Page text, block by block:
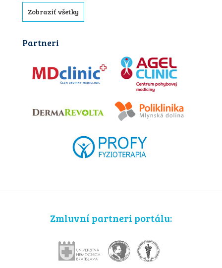
Zobraziť všetky
Partneri
Zmluvní partneri portálu: